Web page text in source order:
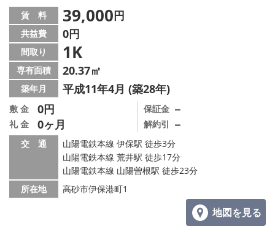
メールでお問い合わせ
賃 料 39,000円
共益費 0円
間取り 1K
専有面積 20.37㎡
築年月 平成11年4月 (築28年)
敷 金 0円
礼 金 0ヶ月
保証金 －
解約引 －
交 通
山陽電鉄本線 伊保駅 徒歩3分
山陽電鉄本線 荒井駅 徒歩17分
山陽電鉄本線 山陽曽根駅 徒歩23分
所在地
高砂市伊保港町1
地図を見る